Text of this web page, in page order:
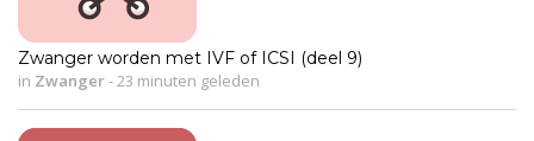
Zwanger worden met IVF of ICSI (deel 9)
in Zwanger- 23 minuten geleden